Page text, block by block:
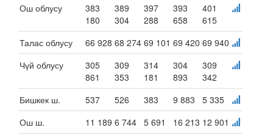
Ош облусу
383
180
389
304
397
288
393
658
401
615
Талас облусу
66 928 68 274 69 101 69 420 69 940
Чүй облусу
305
861
309
353
314
181
304
893
309
342
Бишкек ш.
537 526 383 9 883
5 335
Ош ш.
11 189 6 744 5 691 16 213 12 901